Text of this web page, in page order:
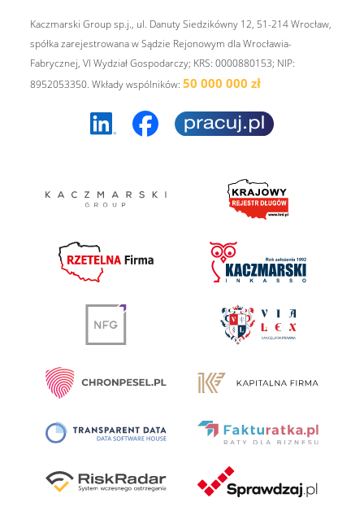
Kaczmarski Group sp.j., ul. Danuty Siedzikówny 12, 51-214 Wrocław,
spółka zarejestrowana w Sądzie Rejonowym dla Wrocławia-
Fabrycznej, VI Wydział Gospodarczy; KRS: 0000880153; NIP:
8952053350. Wkłady wspólników:50 000 000 zł